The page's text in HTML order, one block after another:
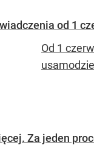
od 1
Od 1
Za jeden